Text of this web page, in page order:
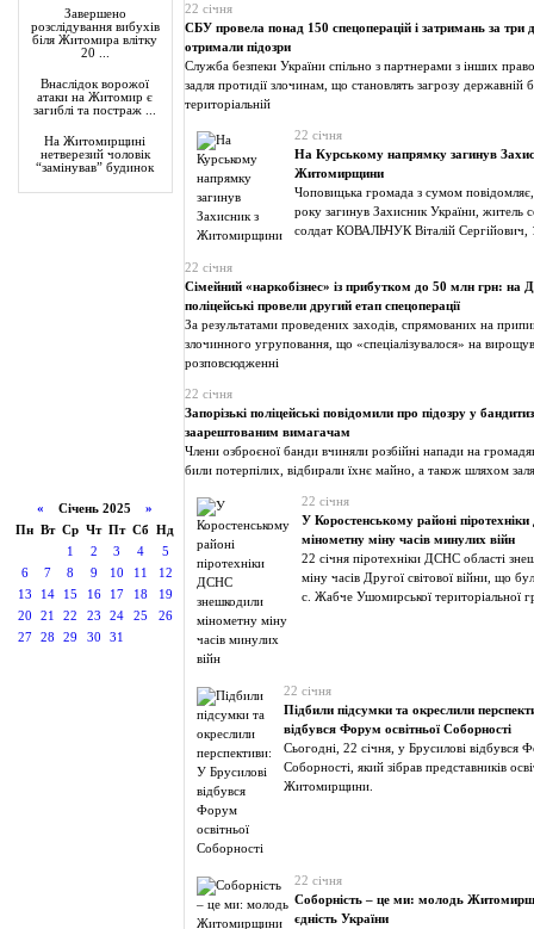
Завершено
розслідування вибухів
біля Житомира влітку
20 ...
Внаслідок ворожої
атаки на Житомир є
загиблі та постраж ...
На Житомирщині
нетверезий чоловік
“замінував” будинок
« Січень 2025 »
Пн Вт Ср Чт Пт Сб Нд
1
2 3 4
5
6
7 8 9 10 11
12
13
14 15 16 17 18
19
20
21 22 23 24 25
26
27
28 29 30 31
22 січня
СБУ провела понад 150 спецоперацій і затримань за три
отримали підозри
Служба безпеки України спільно з партнерами з інших
задля протидії злочинам, що становлять загрозу державній
територіальній
22 січня
На Курському напрямку загинув
Житомирщини
Чоповицька громада з сумом
року загинув Захисник України, житель
солдат КОВАЛЬЧУК Віталій Сергійович,
22 січня
Сімейний «наркобізнес» із прибутком до 50 млн грн: на
поліцейські провели другий етап спецоперації
За результатами проведених заходів, спрямованих на
злочинного угруповання, що «спеціалізувалося» на
розповсюдженні
22 січня
Запорізькі поліцейські повідомили про підозру у
заарештованим вимагачам
Члени озброєної банди вчиняли розбійні напади на
били потерпілих, відбирали їхнє майно, а також шляхом
22 січня
У Коростенському районі
мінометну міну часів минулих війн
22 січня піротехніки ДСНС області
міну часів Другої світової війни, що
с. Жабче Ушомирської територіальної
22 січня
Підбили підсумки та окреслили
відбувся Форум освітньої Соборності
Сьогодні, 22 січня, у Брусилові відбувся
Соборності, який зібрав представників
Житомирщини.
22 січня
Соборність – це ми: молодь
єдність України